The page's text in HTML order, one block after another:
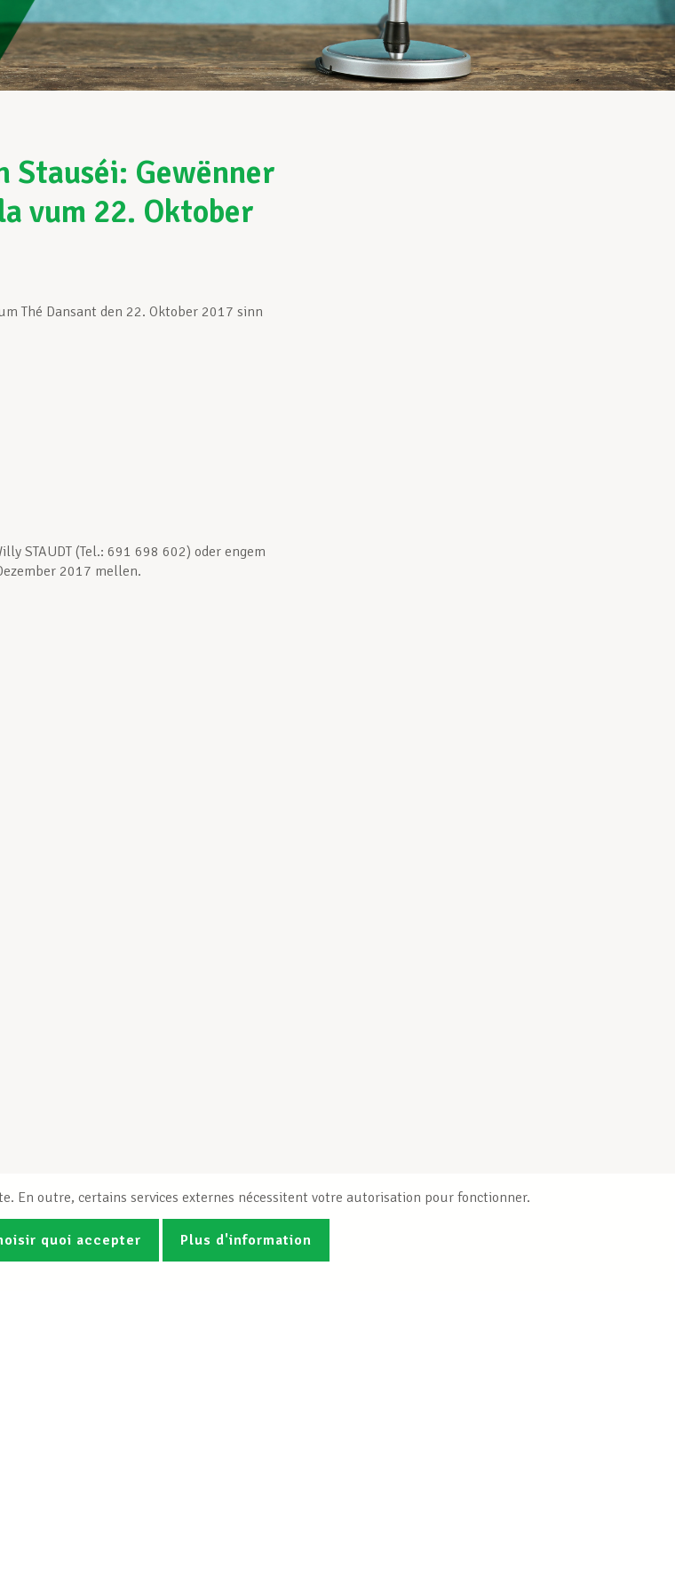
Stauséi: Gewënner
vum 22. Oktober
Thé Dansant den 22. Oktober 2017 sinn
STAUDT (Tel.: 691 698 602) oder engem
2017 mellen.
En outre, certains services externes nécessitent votre autorisation pour fonctionner.
quoi accepter Plus d'information